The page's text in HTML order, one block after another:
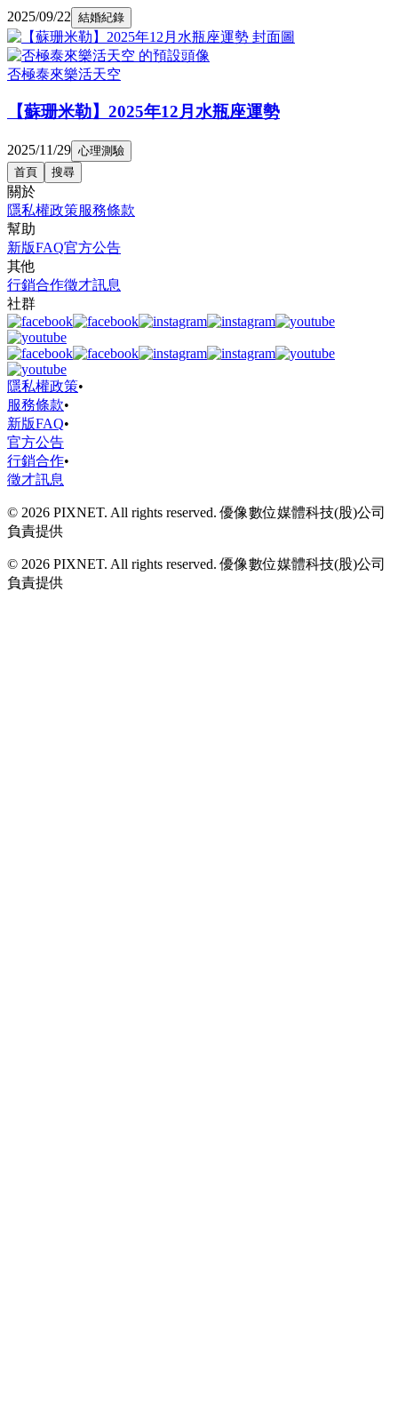
2025/09/22 結婚紀錄
否極泰來樂活天空
【蘇珊米勒】2025年12月水瓶座運勢
2025/11/29 心理測驗
首頁
搜尋
關於
隱私權政策服務條款
幫助
新版FAQ官方公告
其他
行銷合作徵才訊息
社群
隱私權政策•
服務條款•
新版FAQ•
官方公告
行銷合作•
徵才訊息
© 2026 PIXNET. All rights reserved. 優像數位媒體科技(股)公司
負責提供
© 2026 PIXNET. All rights reserved. 優像數位媒體科技(股)公司
負責提供